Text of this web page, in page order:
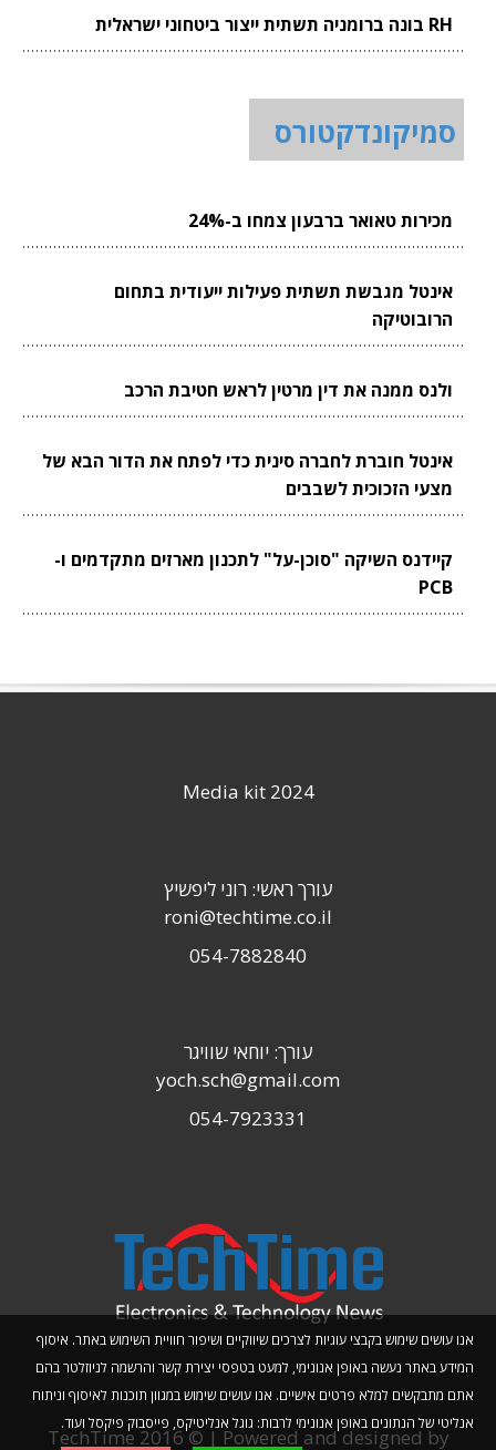
RH בונה ברומניה תשתית ייצור ביטחוני ישראלית
סמיקונדקטורס
מכירות טאואר ברבעון צמחו ב-24%
אינטל מגבשת תשתית פעילות ייעודית בתחום
הרובוטיקה
ולנס ממנה את דין מרטין לראש חטיבת הרכב
אינטל חוברת לחברה סינית כדי לפתח את הדור הבא של
מצעי הזכוכית לשבבים
קיידנס השיקה "סוכן-על" לתכנון מארזים מתקדמים ו-
PCB
אנו עושים שימוש בקבצי עוגיות לצרכים שיווקיים ושיפור חוויית השימוש באתר. איסוף
המידע באתר נעשה באופן אנונימי, למעט בטפסי יצירת קשר והרשמה לניוזלטר בהם
אתם מתבקשים למלא פרטים אישיים. אנו עושים שימוש במגוון תוכנות לאיסוף וניתוח
אנליטי של הנתונים באופן אנונימי לרבות: גוגל אנליטיקס, פייסבוק פיקסל ועוד.
Media kit 2024
עורך ראשי: רוני ליפשיץ
roni@techtime.co.il
054-7882840
עורך: יוחאי שוויגר
yoch.sch@gmail.com
054-7923331
TechTime 2016 © | Powered and designed by